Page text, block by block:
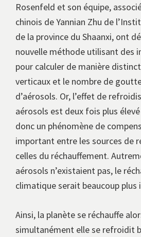
Rosenfeld et son équipe,
chinois de Yannian Zhu de
de la province du Shaanxi, ont
nouvelle méthode utilisant des
pour calculer de manière
verticaux et le nombre de
d’aérosols. Or, l’effet de
aérosols est deux fois plus
donc un phénomène de
important entre les sources de
celles du réchauffement.
aérosols n’existaient pas, le
climatique serait beaucoup
Ainsi, la planète se réchauffe
simultanément elle se refroidit